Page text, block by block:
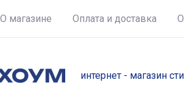
О магазине Оплата и доставка
интернет - магазин